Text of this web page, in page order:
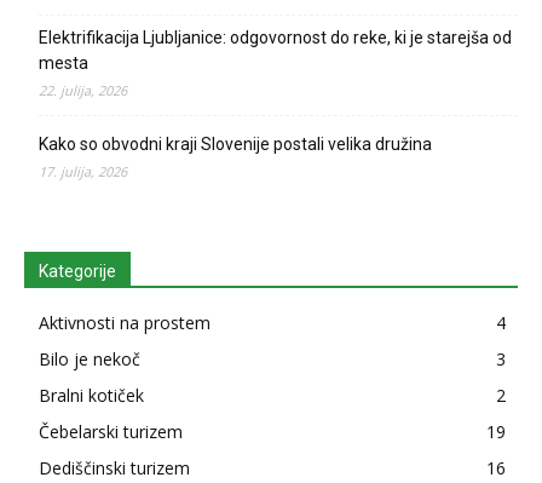
Elektrifikacija Ljubljanice: odgovornost do reke, ki je starejša od
mesta
22. julija, 2026
Kako so obvodni kraji Slovenije postali velika družina
17. julija, 2026
Kategorije
Aktivnosti na prostem
4
Bilo je nekoč
3
Bralni kotiček
2
Čebelarski turizem
19
Dediščinski turizem
16